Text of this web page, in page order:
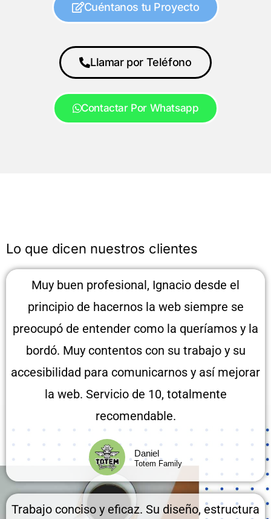
Cuéntanos tu Proyecto
Llamar por Teléfono
Contactar Por Whatsapp
Lo que dicen nuestros clientes
Muy buen profesional, Ignacio desde el
principio de hacernos la web siempre se
preocupó de entender como la queríamos y la
bordó. Muy contentos con su trabajo y su
accesibilidad para comunicarnos y así mejorar
la web. Servicio de 10, totalmente
recomendable.
Daniel
Totem Family
Trabajo conciso y eficaz. Su diseño, estructura